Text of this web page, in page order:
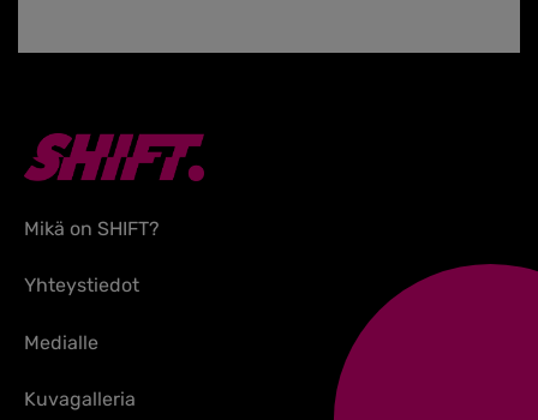
Mikä on SHIFT?
Yhteystiedot
Medialle
Kuvagalleria